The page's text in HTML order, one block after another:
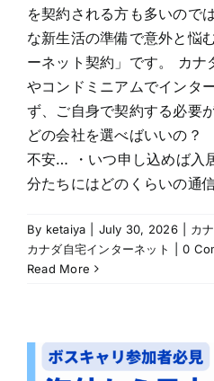
を契約される方も多いので
な新生活の準備で意外と悩
ーネット契約」です。 カナ
やコンドミニアムでインタ
ず、ご自身で契約する必要
どの会社を選べばいいの
不安… ・いつ申し込めば
分たちにはどのくらいの通
By ketaiya July 30, 2026 カ
カナダ自宅インターネット
0
Read More